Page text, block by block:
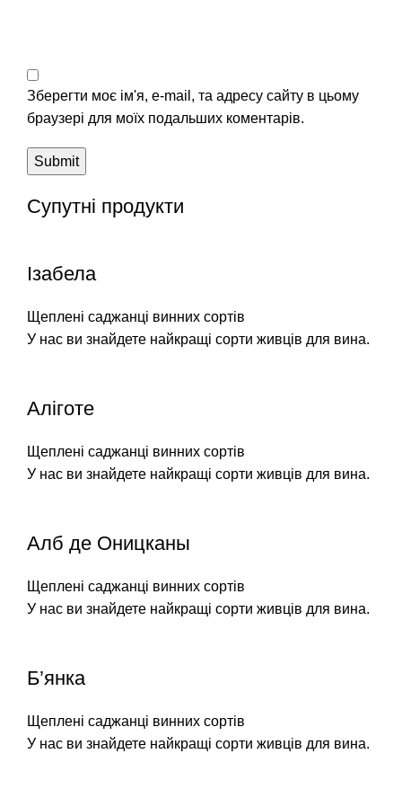
Зберегти моє ім'я, e-mail, та адресу сайту в цьому
браузері для моїх подальших коментарів.
Супутні продукти
Ізабела
Щеплені саджанці винних сортів
У нас ви знайдете найкращі сорти живців для вина.
Аліготе
Щеплені саджанці винних сортів
У нас ви знайдете найкращі сорти живців для вина.
Алб де Оницканы
Щеплені саджанці винних сортів
У нас ви знайдете найкращі сорти живців для вина.
Б’янка
Щеплені саджанці винних сортів
У нас ви знайдете найкращі сорти живців для вина.